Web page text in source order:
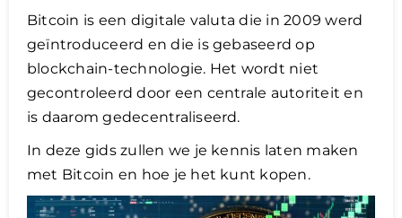
Hypotheekvormen
Lening
Overwaarde
Bitcoin is een digitale valuta die in 2009 werd
geïntroduceerd en die is gebaseerd op
blockchain-technologie. Het wordt niet
gecontroleerd door een centrale autoriteit en
is daarom gedecentraliseerd.
In deze gids zullen we je kennis laten maken
met Bitcoin en hoe je het kunt kopen.